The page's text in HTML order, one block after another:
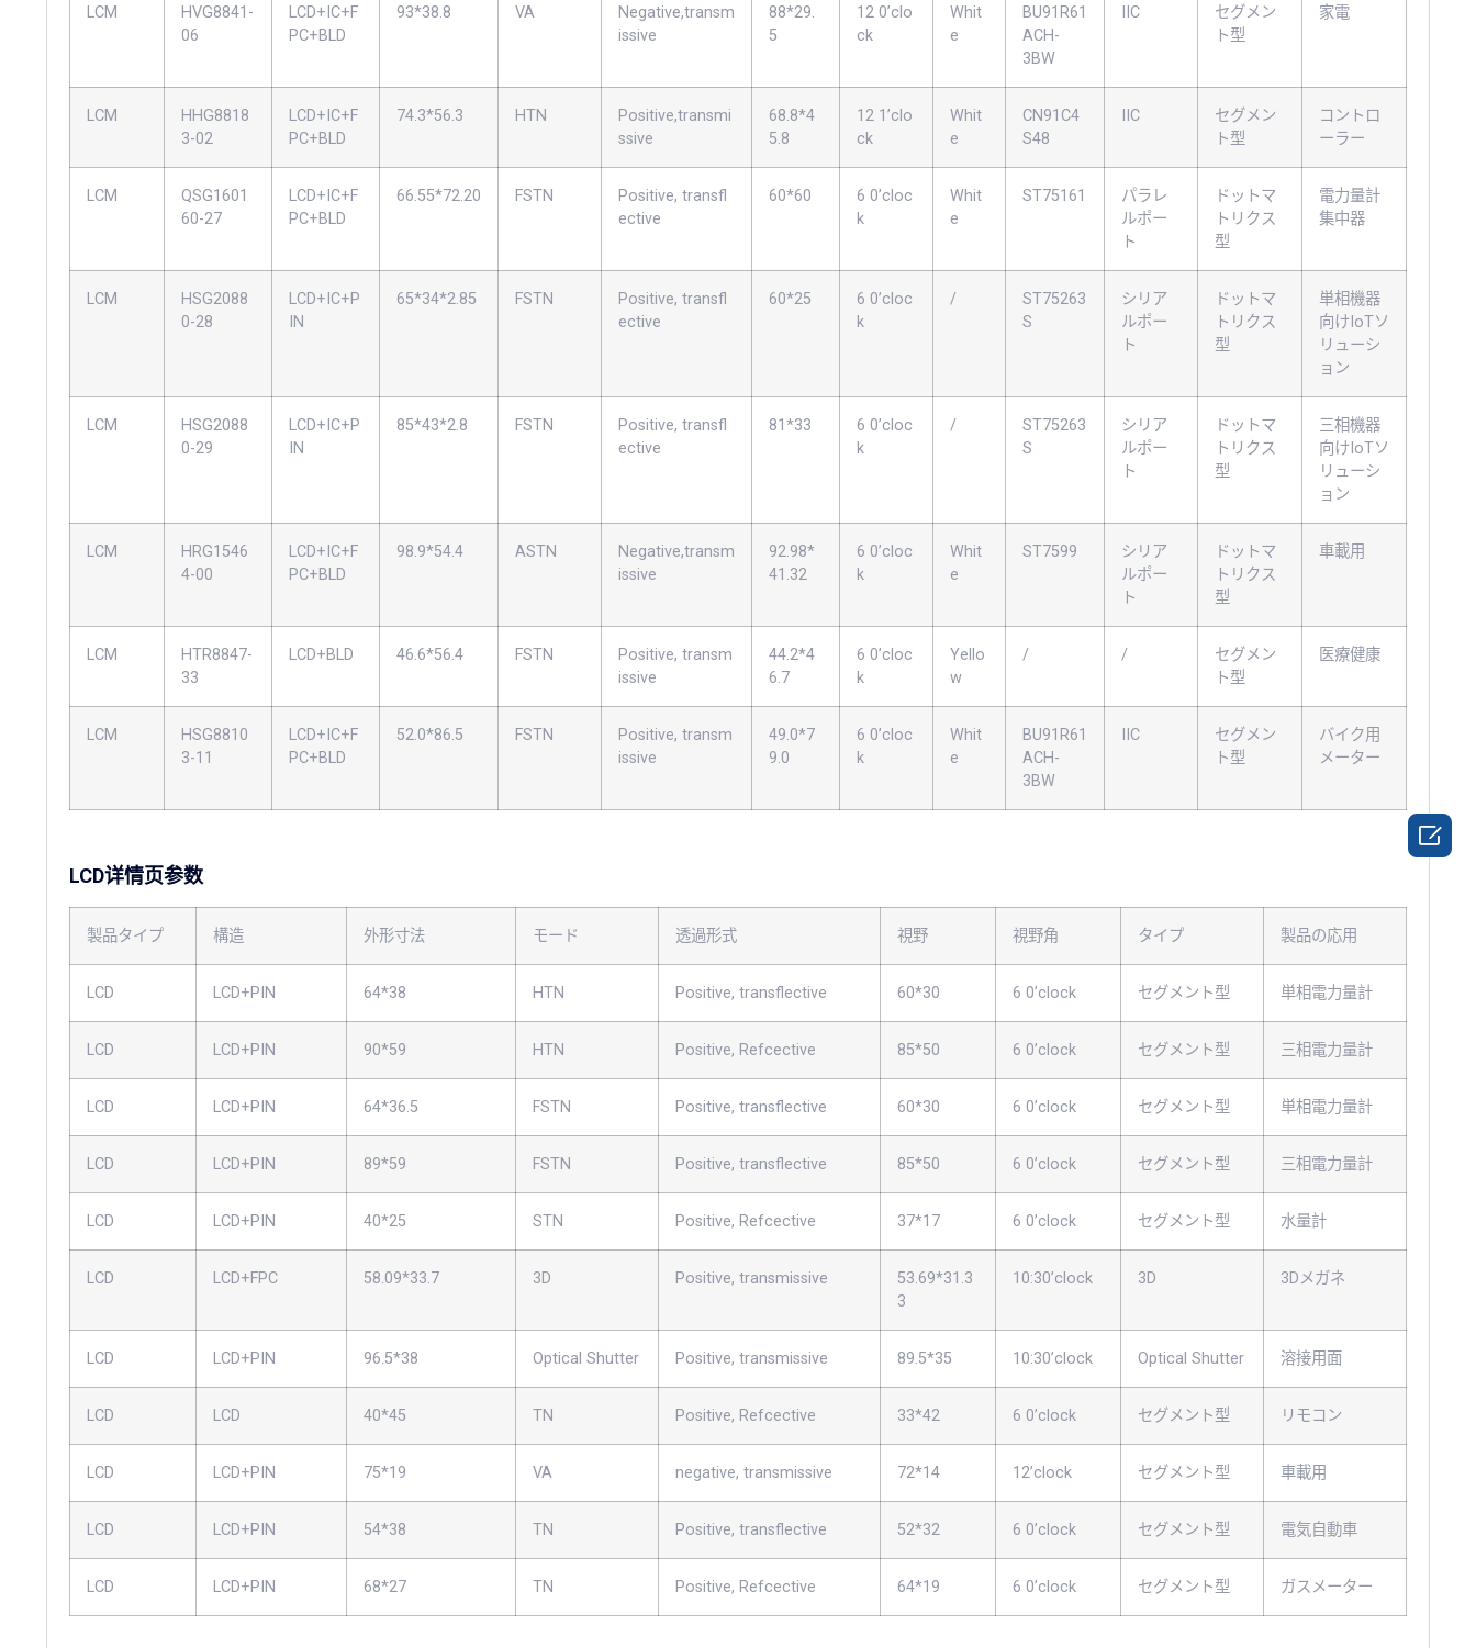
LCM
HVG8841-
06
LCD+IC+F
PC+BLD
93*38.8 VA
Negative,transm
issive
88*29.
5
12 0’clo
ck
Whit
e
BU91R61
ACH-
3BW
IIC
セグメン
ト型
家電
LCM
HHG8818
3-02
LCD+IC+F
PC+BLD
74.3*56.3 HTN
Positive,transmi
ssive
68.8*4
5.8
12 1’clo
ck
Whit
e
CN91C4
S48
IIC
セグメン
ト型
コントロ
ーラー
LCM
QSG1601
60-27
LCD+IC+F
PC+BLD
66.55*72.20 FSTN
Positive, transfl
ective
60*60
6 0’cloc
k
Whit
e
ST75161
パラレ
ルポー
ト
ドットマ
トリクス
型
電力量計
集中器
LCM
HSG2088
0-28
LCD+IC+P
IN
65*34*2.85 FSTN
Positive, transfl
ective
60*25
6 0’cloc
k
/
ST75263
S
シリア
ルポー
ト
ドットマ
トリクス
型
単相機器
向けIoTソ
リューシ
ョン
LCM
HSG2088
0-29
LCD+IC+P
IN
85*43*2.8 FSTN
Positive, transfl
ective
81*33
6 0’cloc
k
/
ST75263
S
シリア
ルポー
ト
ドットマ
トリクス
型
三相機器
向けIoTソ
リューシ
ョン
LCM
HRG1546
4-00
LCD+IC+F
PC+BLD
98.9*54.4 ASTN
Negative,transm
issive
92.98*
41.32
6 0’cloc
k
Whit
e
ST7599
シリア
ルポー
ト
ドットマ
トリクス
型
車載用
LCM
HTR8847-
33
LCD+BLD 46.6*56.4 FSTN
Positive, transm
issive
44.2*4
6.7
6 0’cloc
k
Yello
w
/ /
セグメン
ト型
医療健康
LCM
HSG8810
3-11
LCD+IC+F
PC+BLD
52.0*86.5 FSTN
Positive, transm
issive
49.0*7
9.0
6 0’cloc
k
Whit
e
BU91R61
ACH-
3BW
IIC
セグメン
ト型
バイク用
メーター
LCD详情页参数
製品タイプ 構造 外形寸法 モード 透過形式 視野 視野角 タイプ 製品の応用
LCD LCD+PIN 64*38 HTN Positive, transflective 60*30 6 0’clock セグメント型 単相電力量計
LCD LCD+PIN 90*59 HTN Positive, Refcective 85*50 6 0’clock セグメント型 三相電力量計
LCD LCD+PIN 64*36.5 FSTN Positive, transflective 60*30 6 0’clock セグメント型 単相電力量計
LCD LCD+PIN 89*59 FSTN Positive, transflective 85*50 6 0’clock セグメント型 三相電力量計
LCD LCD+PIN 40*25 STN Positive, Refcective 37*17 6 0’clock セグメント型 水量計
LCD LCD+FPC 58.09*33.7 3D Positive, transmissive
53.69*31.3
3
10:30’clock 3D 3Dメガネ
LCD LCD+PIN 96.5*38 Optical Shutter Positive, transmissive 89.5*35 10:30’clock Optical Shutter 溶接用面
LCD LCD 40*45 TN Positive, Refcective 33*42 6 0’clock セグメント型 リモコン
LCD LCD+PIN 75*19 VA negative, transmissive 72*14 12’clock セグメント型 車載用
LCD LCD+PIN 54*38 TN Positive, transflective 52*32 6 0’clock セグメント型 電気自動車
LCD LCD+PIN 68*27 TN Positive, Refcective 64*19 6 0’clock セグメント型 ガスメーター
